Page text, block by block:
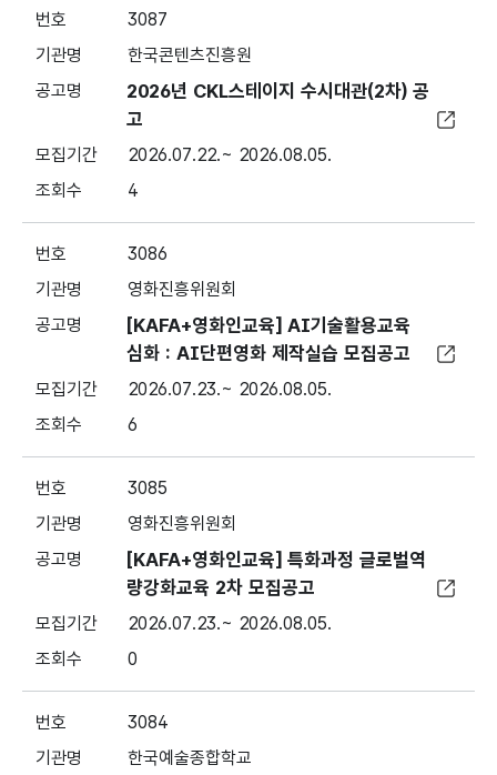
3087
한국콘텐츠진흥원
2026년 CKL스테이지 수시대관(2차) 공
고
2026.07.22.~ 2026.08.05.
4
3086
영화진흥위원회
[KAFA+영화인교육] AI기술활용교육
심화 : AI단편영화 제작실습 모집공고
2026.07.23.~ 2026.08.05.
6
3085
영화진흥위원회
[KAFA+영화인교육] 특화과정 글로벌역
량강화교육 2차 모집공고
2026.07.23.~ 2026.08.05.
0
3084
한국예술종합학교